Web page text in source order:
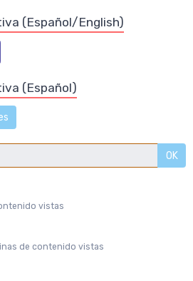
(Español/English)
(Español)
OK
vistas
de contenido vistas